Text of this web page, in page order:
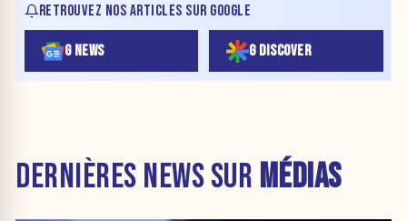
RETROUVEZ NOS ARTICLES SUR GOOGLE
G NEWS G DISCOVER
DERNIÈRES NEWS SUR MÉDIAS